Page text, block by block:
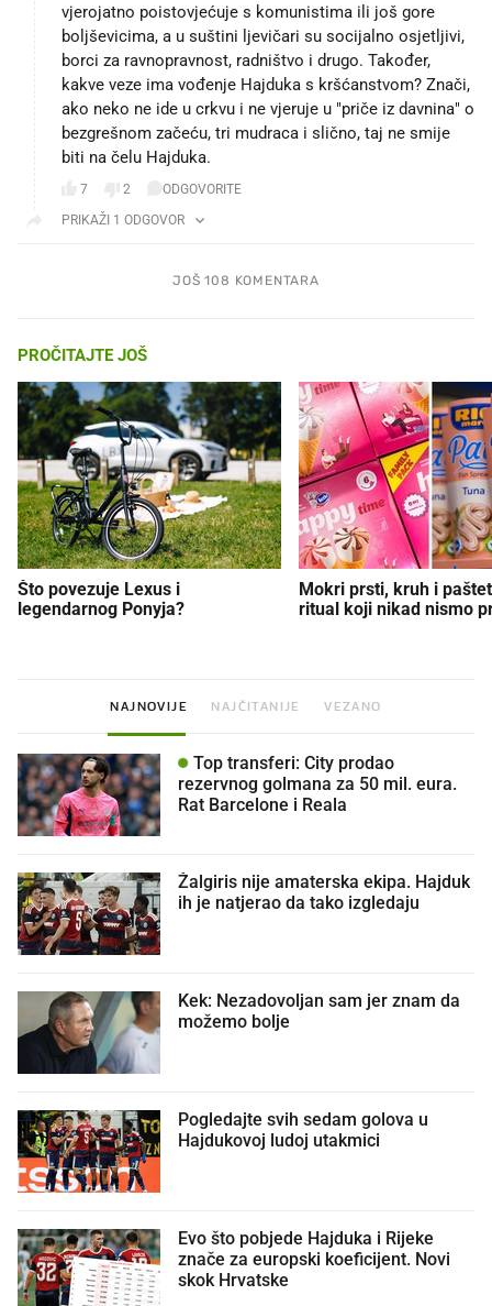
vjerojatno poistovjećuje s komunistima ili još gore
boljševicima, a u suštini ljevičari su socijalno osjetljivi,
borci za ravnopravnost, radništvo i drugo. Također,
kakve veze ima vođenje Hajduka s kršćanstvom? Znači,
ako neko ne ide u crkvu i ne vjeruje u "priče iz davnina" o
bezgrešnom začeću, tri mudraca i slično, taj ne smije
biti na čelu Hajduka.
7 2
ODGOVORITE
PRIKAŽI 1 ODGOVOR
JOŠ 108 KOMENTARA
PROČITAJTE JOŠ
Što povezuje Lexus i
legendarnog Ponyja?
Mokri prsti, kruh i
ritual koji nikad nismo
NAJNOVIJE NAJČITANIJE VEZANO
Top transferi: City prodao
rezervnog golmana za 50 mil. eura.
Rat Barcelone i Reala
Žalgiris nije amaterska ekipa. Hajduk
ih je natjerao da tako izgledaju
Kek: Nezadovoljan sam jer znam da
možemo bolje
Pogledajte svih sedam golova u
Hajdukovoj ludoj utakmici
Evo što pobjede Hajduka i Rijeke
znače za europski koeficijent. Novi
skok Hrvatske